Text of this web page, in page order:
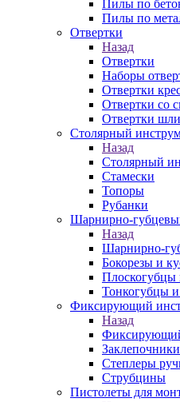
Пилы по
Пилы по
Отвертки
Назад
Отвертки
Наборы
Отвертки
Отвертки со
Отвертки
Столярный
Назад
Столярный
Стамески
Топоры
Рубанки
Шарнирно-
Назад
Шарнирно-
Бокорезы и
Плоскогубцы
Тонкогубцы
Фиксирующий
Назад
Заклепочники
Степлеры
Струбцины
Пистолеты для